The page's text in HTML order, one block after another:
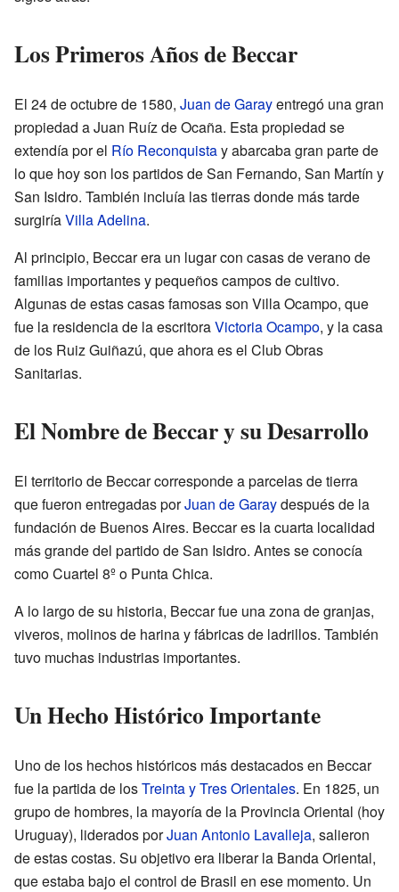
Los Primeros Años de Beccar
El 24 de octubre de 1580, Juan de Garayentregó una gran
propiedad a Juan Ruíz de Ocaña. Esta propiedad se
extendía por el Río Reconquistay abarcaba gran parte de
lo que hoy son los partidos de San Fernando, San Martín y
San Isidro. También incluía las tierras donde más tarde
surgiríaVilla Adelina.
Al principio, Beccar era un lugar con casas de verano de
familias importantes y pequeños campos de cultivo.
Algunas de estas casas famosas son Villa Ocampo, que
fue la residencia de la escritoraVictoria Ocampo, y la casa
de los Ruiz Guiñazú, que ahora es el Club Obras
Sanitarias.
El Nombre de Beccar y su Desarrollo
El territorio de Beccar corresponde a parcelas de tierra
que fueron entregadas porJuan de Garaydespués de la
fundación de Buenos Aires. Beccar es la cuarta localidad
más grande del partido de San Isidro. Antes se conocía
como Cuartel 8º o Punta Chica.
A lo largo de su historia, Beccar fue una zona de granjas,
viveros, molinos de harina y fábricas de ladrillos. También
tuvo muchas industrias importantes.
Un Hecho Histórico Importante
Uno de los hechos históricos más destacados en Beccar
fue la partida de losTreinta y Tres Orientales. En 1825, un
grupo de hombres, la mayoría de la Provincia Oriental (hoy
Uruguay), liderados porJuan Antonio Lavalleja, salieron
de estas costas. Su objetivo era liberar la Banda Oriental,
que estaba bajo el control de Brasil en ese momento. Un